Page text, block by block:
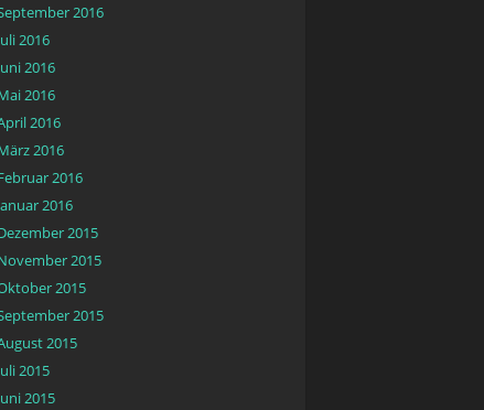
2016
2016
2016
2016
2016
2016
2016
2016
2015
2015
2015
2015
2015
2015
2015